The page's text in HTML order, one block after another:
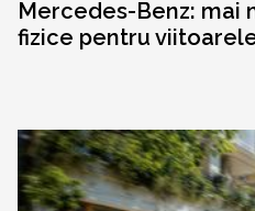
Mercedes-Benz: mai
fizice pentru